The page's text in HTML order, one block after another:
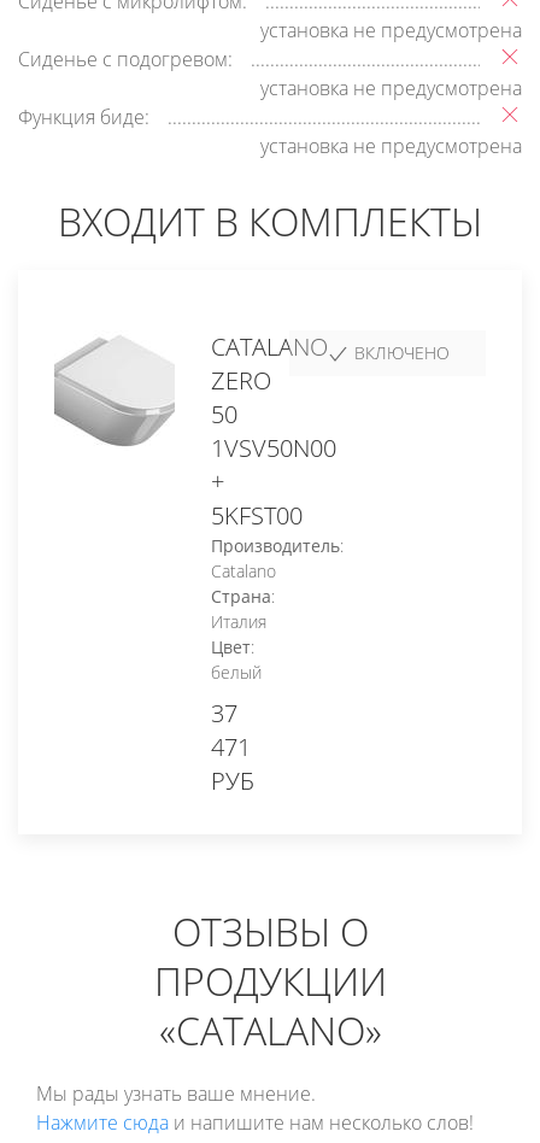
установка не предусмотрена
Сиденье с подогревом:
установка не предусмотрена
Функция биде:
установка не предусмотрена
ВХОДИТ В КОМПЛЕКТЫ
CATALANO
ZERO
50
1VSV50N00
+
5KFST00
Производитель:
Catalano
Страна:
Италия
Цвет:
белый
37
471
РУБ
ВКЛЮЧЕНО
ОТЗЫВЫ О
ПРОДУКЦИИ
«CATALANO»
Мы рады узнать ваше мнение.
Нажмите сюда и напишите нам несколько слов!